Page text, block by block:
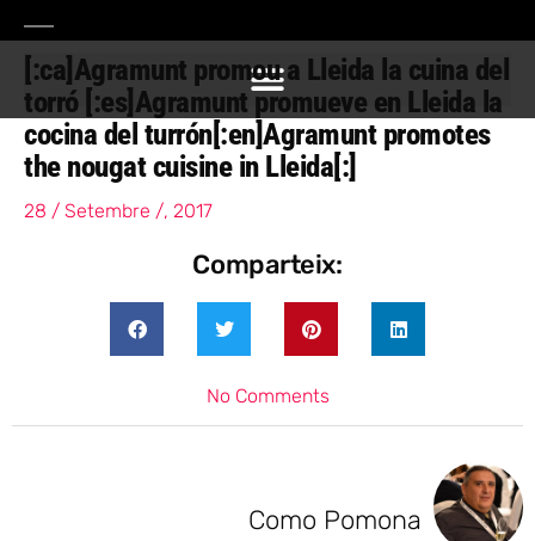
[:ca]Agramunt promou a Lleida la cuina del
torró [:es]Agramunt promueve en Lleida la
cocina del turrón[:en]Agramunt promotes
the nougat cuisine in Lleida[:]
28 / Setembre /, 2017
Comparteix:
No Comments
Como Pomona